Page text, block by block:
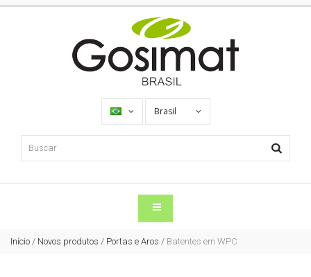
Brasil
Início / Novos produtos / Portas e Aros / Batentes em WPC